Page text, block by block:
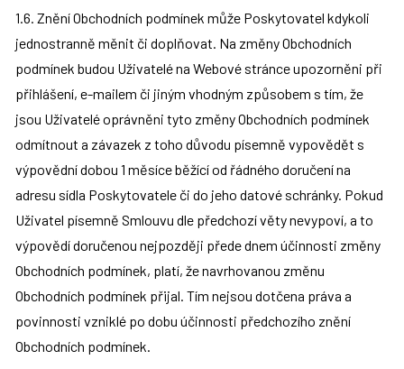
1.6. Znění Obchodních podmínek může Poskytovatel kdykoli
jednostranně měnit či doplňovat. Na změny Obchodních
podmínek budou Uživatelé na Webové stránce upozorněni při
přihlášení, e-mailem či jiným vhodným způsobem s tím, že
jsou Uživatelé oprávněni tyto změny Obchodních podmínek
odmítnout a závazek z toho důvodu písemně vypovědět s
výpovědní dobou 1 měsíce běžící od řádného doručení na
adresu sídla Poskytovatele či do jeho datové schránky. Pokud
Uživatel písemně Smlouvu dle předchozí věty nevypoví, a to
výpovědí doručenou nejpozději přede dnem účinnosti změny
Obchodních podmínek, platí, že navrhovanou změnu
Obchodních podmínek přijal. Tím nejsou dotčena práva a
povinnosti vzniklé po dobu účinnosti předchozího znění
Obchodních podmínek.